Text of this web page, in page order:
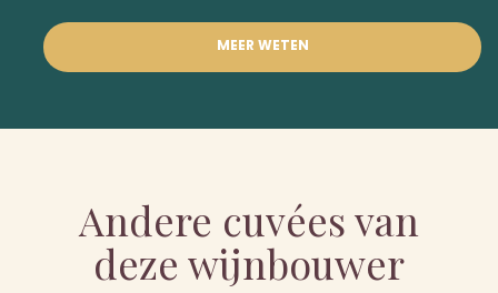
MEER WETEN
Andere cuvées van
deze wijnbouwer